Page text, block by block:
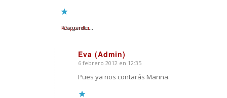
Cargando...
Responder
Eva (Admin)
Dice:
6 febrero 2012 en 12:35
Pues ya nos contarás Marina.